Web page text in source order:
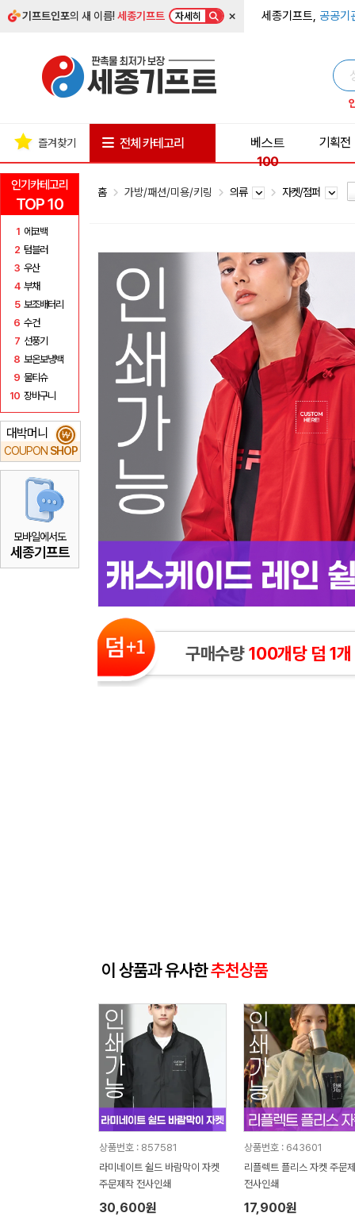
기프트인포의 새 이름!세종기프트 자세히 × 세종기프트, 공공기
인기카테고리
TOP 10
1 에코백
2 텀블러
3 우산
4 부채
5 보조배터리
6 수건
7 선풍기
8 보온보냉백
9 물티슈
10 장바구니
대박머니
COUPON SHOP
₩
모바일에서도
세종기프트
즐겨찾기 전체 카테고리
베스트
100
기획전
홈 가방/패션/미용/키링 의류 자켓/점퍼
구매수량100개당 덤 1개
이 상품과 유사한추천상품
상품번호 : 857581
라미네이트 쉴드 바람막이 자켓
주문제작 전사인쇄
30,600원
상품번호 : 643601
리플렉트 플리스 자켓 주문
전사인쇄
17,900원